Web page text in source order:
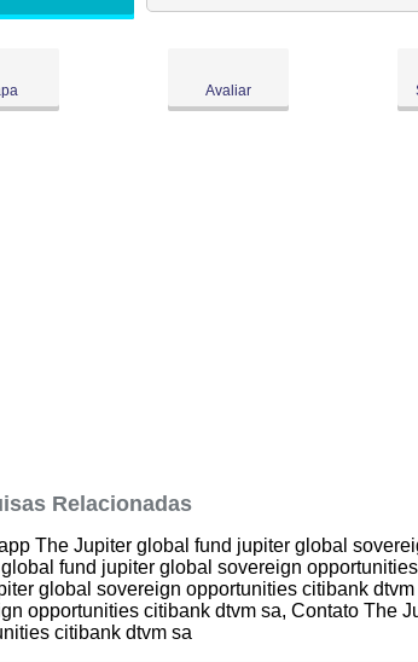
Avaliar
Relacionadas
The Jupiter global fund jupiter global
fund jupiter global sovereign
global sovereign opportunities citibank
opportunities citibank dtvm sa, Contato The
citibank dtvm sa